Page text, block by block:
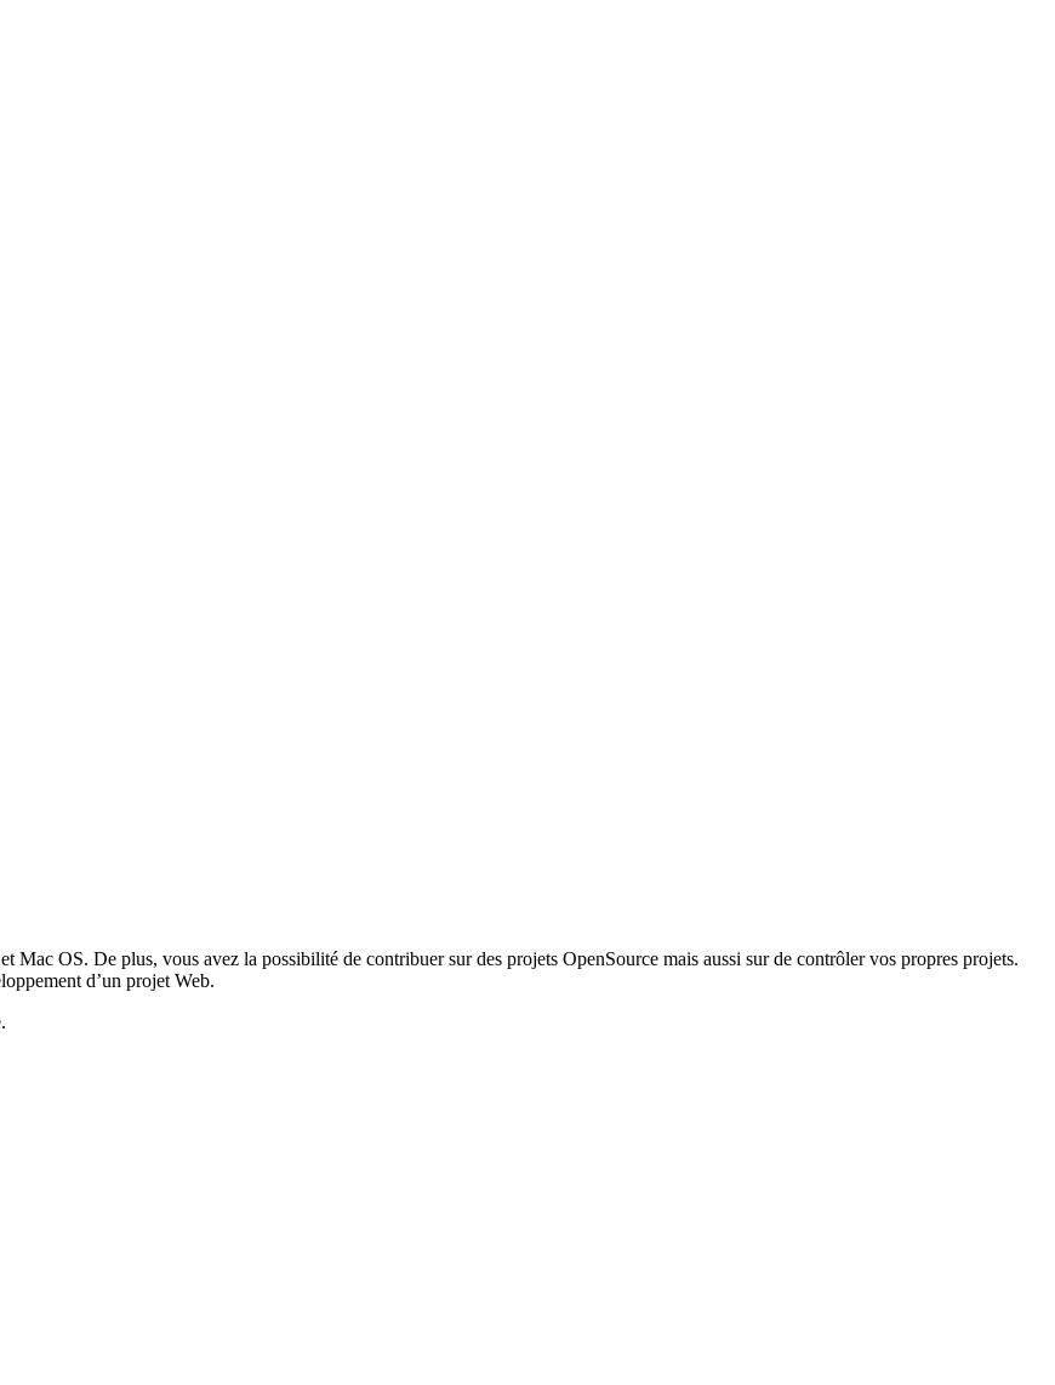
Mac OS. De plus, vous avez la possibilité de contribuer sur des projets OpenSource mais aussi sur de contrôler vos propres projets.
d’un projet Web.